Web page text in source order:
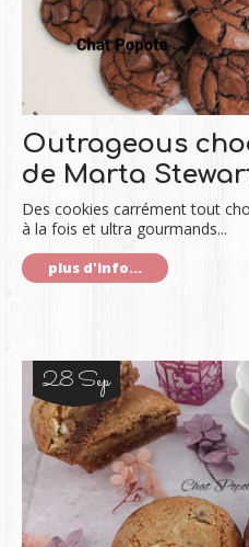
Outrageous
de Marta
Des cookies carrément tout
à la fois et ultra gourmands...
plus d'info...
28 Sep